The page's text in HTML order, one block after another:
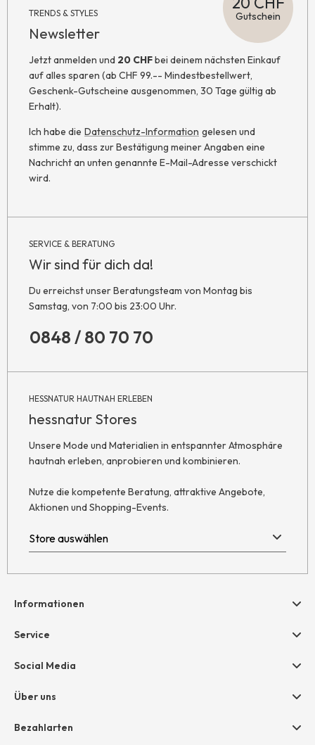
TRENDS & STYLES
Newsletter
Gutschein
Jetzt anmelden und 20 CHFbei deinem nächsten Einkauf
auf alles sparen (ab CHF 99.-- Mindestbestellwert,
Geschenk-Gutscheine ausgenommen, 30 Tage gültig ab
Erhalt).
Ich habe die Datenschutz-Information gelesen und
stimme zu, dass zur Bestätigung meiner Angaben eine
Nachricht an unten genannte E-Mail-Adresse verschickt
wird.
SERVICE & BERATUNG
Wir sind für dich da!
Du erreichst unser Beratungsteam von Montag bis
Samstag, von 7:00 bis 23:00 Uhr.
0848 / 80 70 70
HESSNATUR HAUTNAH ERLEBEN
hessnatur Stores
Unsere Mode und Materialien in entspannter Atmosphäre
hautnah erleben, anprobieren und kombinieren.
Nutze die kompetente Beratung, attraktive Angebote,
Aktionen und Shopping-Events.
Informationen
Hilfe & Kontakt
AGB
Widerruf
Impressum
Service
Geschenkgutscheine
Größentabelle
Social Media
Über uns
Unternehmen
Bezahlarten